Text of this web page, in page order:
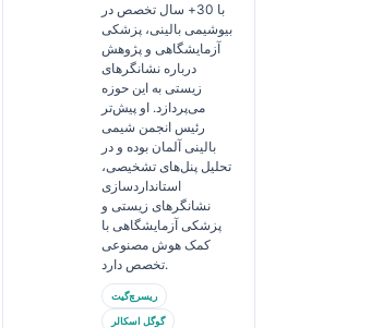
با 30+ سال تخصص در
بیوشیمی بالینی، پزشکی
آزمایشگاهی و پژوهش
درباره نشانگرهای
زیستی به این حوزه
می‌پردازد. او پیش‌تر
رئیس انجمن شیمی
بالینی آلمان بوده و در
تحلیل پنل‌های تشخیصی،
استانداردسازی
نشانگرهای زیستی و
پزشکی آزمایشگاهی با
کمک هوش مصنوعی
تخصص دارد.
ریسرچ‌گیت
گوگل اسکالر